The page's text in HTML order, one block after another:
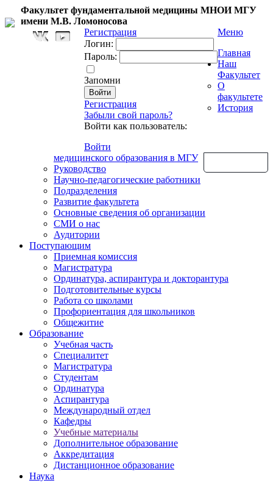
Факультет фундаментальной медицины МНОИ МГУ
имени М.В. Ломоносова
Регистрация
Логин:
Пароль:
Запомни
Регистрация
Забыли свой пароль?
Войти как пользователь:
Войти
Меню
Главная
Наш
Факультет
О
факультете
История
медицинского образования в МГУ
Руководство
Научно-педагогические работники
Подразделения
Развитие факультета
Основные сведения об организации
СМИ о нас
Аудитории
Поступающим
Приемная комиссия
Магистратура
Ординатура, аспирантура и докторантура
Подготовительные курсы
Работа со школами
Профориентация для школьников
Общежитие
Образование
Учебная часть
Специалитет
Магистратура
Студентам
Ординатура
Аспирантура
Международный отдел
Кафедры
Учебные материалы
Дополнительное образование
Аккредитация
Дистанционное образование
Наука